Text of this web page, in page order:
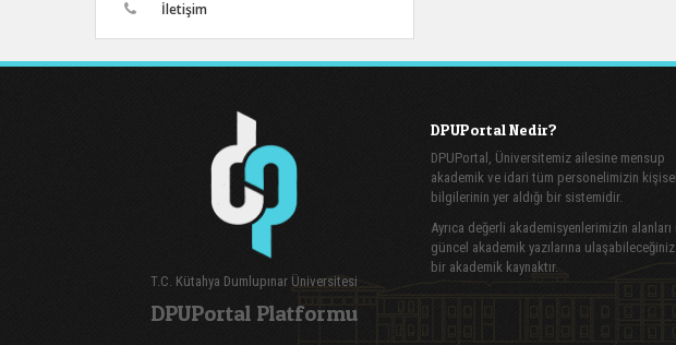
İletişim
T.C. Kütahya Dumlupınar Üniversitesi
DPUPortal Platformu
DPUPortal Nedir?
DPUPortal, Üniversitemiz ailesine mensup
akademik ve idari tüm personelimizin kişisel
bilgilerinin yer aldığı bir sistemidir.
Ayrıca değerli akademisyenlerimizin
güncel akademik yazılarına
bir akademik kaynaktır.